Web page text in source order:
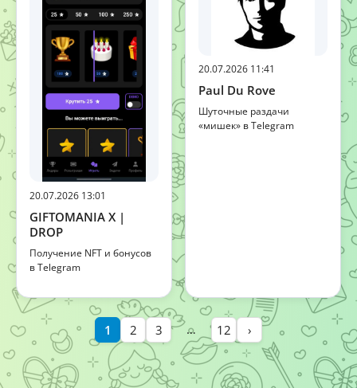
20.07.2026 13:01
GIFTOMANIA X |
DROP
Получение NFT и бонусов
в Telegram
20.07.2026 11:41
Paul Du Rove
Шуточные раздачи
«мишек» в Telegram
1 2 3 … 12 ›